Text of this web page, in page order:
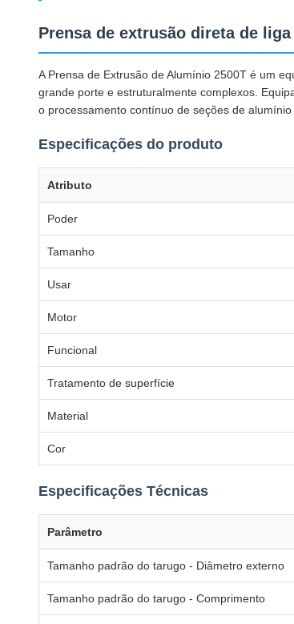
Prensa de extrusão direta de
A Prensa de Extrusão de Alumínio 2500T é um
grande porte e estruturalmente complexos.
o processamento contínuo de seções de
Especificações do produto
Atributo
Poder
Tamanho
Usar
Motor
Funcional
Tratamento de superfície
Material
Cor
Especificações Técnicas
Parâmetro
Tamanho padrão do tarugo - Diâmetro externo
Tamanho padrão do tarugo - Comprimento